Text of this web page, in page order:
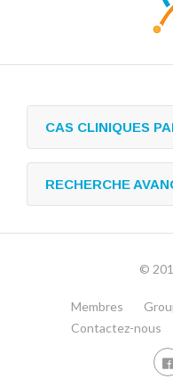
CAS CLINIQUES
RECHERCHE
©
Membres
Contactez-nous